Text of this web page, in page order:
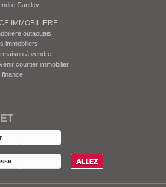
Cantley
IMMOBILIÈRE
outaouais
immobiliers
maison à vendre
courtier immobilier
finance